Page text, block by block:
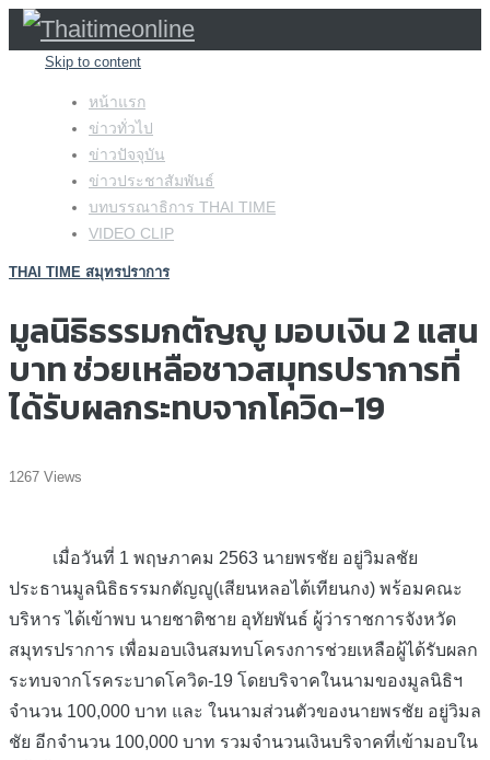
Skip to content
หน้าแรก
ข่าวทั่วไป
ข่าวปัจจุบัน
ข่าวประชาสัมพันธ์
บทบรรณาธิการ THAI TIME
VIDEO CLIP
THAI TIME สมุทรปราการ
มูลนิธิธรรมกตัญญู มอบเงิน 2 แสน
บาท ช่วยเหลือชาวสมุทรปราการที่
ได้รับผลกระทบจากโควิด-19
1267 Views
เมื่อวันที่ 1 พฤษภาคม 2563 นายพรชัย อยู่วิมลชัย
ประธานมูลนิธิธรรมกตัญญู(เสียนหลอไต้เทียนกง) พร้อมคณะ
บริหาร ได้เข้าพบ นายชาติชาย อุทัยพันธ์ ผู้ว่าราชการจังหวัด
สมุทรปราการ เพื่อมอบเงินสมทบโครงการช่วยเหลือผู้ได้รับผลก
ระทบจากโรคระบาดโควิด-19 โดยบริจาคในนามของมูลนิธิฯ
จำนวน 100,000 บาท และ ในนามส่วนตัวของนายพรชัย อยู่วิมล
ชัย อีกจำนวน 100,000 บาท รวมจำนวนเงินบริจาคที่เข้ามอบใน